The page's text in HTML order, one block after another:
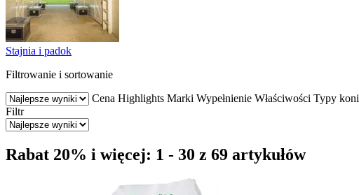
Stajnia i padok
Filtrowanie i sortowanie
Cena Highlights Marki Wypełnienie Właściwości Typy koni
Filtr
Rabat 20% i więcej: 1 - 30 z 69 artykułów